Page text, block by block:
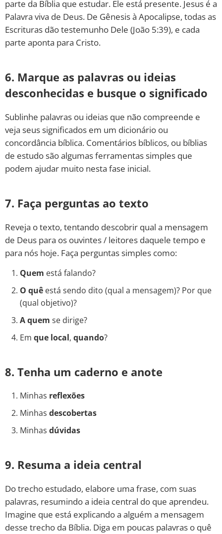
parte da Bíblia que estudar. Ele está presente. Jesus é a
Palavra viva de Deus. De Gênesis à Apocalipse, todas as
Escrituras dão testemunho Dele (João 5:39), e cada
parte aponta para Cristo.
6. Marque as palavras ou ideias
desconhecidas e busque o significado
Sublinhe palavras ou ideias que não compreende e
veja seus significados em um dicionário ou
concordância bíblica. Comentários bíblicos, ou bíblias
de estudo são algumas ferramentas simples que
podem ajudar muito nesta fase inicial.
7. Faça perguntas ao texto
Reveja o texto, tentando descobrir qual a mensagem
de Deus para os ouvintes / leitores daquele tempo e
para nós hoje. Faça perguntas simples como:
Quem está falando?
O quê está sendo dito (qual a mensagem)? Por que
(qual objetivo)?
A quem se dirige?
Em que local, quando?
8. Tenha um caderno e anote
Minhas reflexões
Minhas descobertas
Minhas dúvidas
9. Resuma a ideia central
Do trecho estudado, elabore uma frase, com suas
palavras, resumindo a ideia central do que aprendeu.
Imagine que está explicando a alguém a mensagem
desse trecho da Bíblia. Diga em poucas palavras o quê